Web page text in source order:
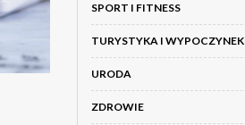
SPORT I FITNESS
TURYSTYKA I WYPOCZYNEK
URODA
ZDROWIE